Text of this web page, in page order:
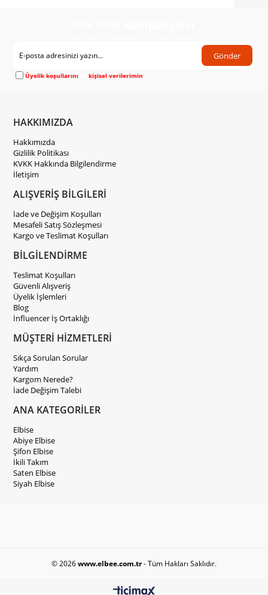
Gönder
Üyelik koşullarını vekişisel verilerimin
HAKKIMIZDA
Hakkımızda
Gizlilik Politikası
KVKK Hakkında Bilgilendirme
İletişim
ALIŞVERİŞ BİLGİLERİ
İade ve Değişim Koşulları
Mesafeli Satış Sözleşmesi
Kargo ve Teslimat Koşulları
BİLGİLENDİRME
Teslimat Koşulları
Güvenli Alışveriş
Üyelik İşlemleri
Blog
İnfluencer İş Ortaklığı
MÜŞTERİ HİZMETLERİ
Sıkça Sorulan Sorular
Yardım
Kargom Nerede?
İade Değişim Talebi
ANA KATEGORİLER
Elbise
Abiye Elbise
Şifon Elbise
İkili Takım
Saten Elbise
Siyah Elbise
© 2026www.elbee.com.tr- Tüm Hakları Saklıdır.